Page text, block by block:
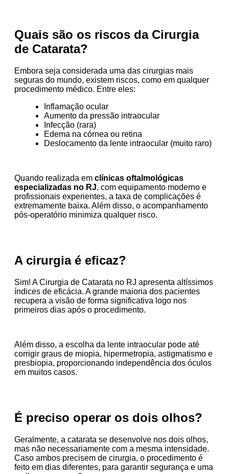
Quais são os riscos da Cirurgia
de Catarata?
Embora seja considerada uma das cirurgias mais
seguras do mundo, existem riscos, como em qualquer
procedimento médico. Entre eles:
Inflamação ocular
Aumento da pressão intraocular
Infecção (rara)
Edema na córnea ou retina
Deslocamento da lente intraocular (muito raro)
Quando realizada em clínicas oftalmológicas
especializadas no RJ, com equipamento moderno e
profissionais experientes, a taxa de complicações é
extremamente baixa. Além disso, o acompanhamento
pós-operatório minimiza qualquer risco.
A cirurgia é eficaz?
Sim! A Cirurgia de Catarata no RJ apresenta altíssimos
índices de eficácia. A grande maioria dos pacientes
recupera a visão de forma significativa logo nos
primeiros dias após o procedimento.
Além disso, a escolha da lente intraocular pode até
corrigir graus de miopia, hipermetropia, astigmatismo e
presbiopia, proporcionando independência dos óculos
em muitos casos.
É preciso operar os dois olhos?
Geralmente, a catarata se desenvolve nos dois olhos,
mas não necessariamente com a mesma intensidade.
Caso ambos precisem de cirurgia, o procedimento é
feito em dias diferentes, para garantir segurança e uma